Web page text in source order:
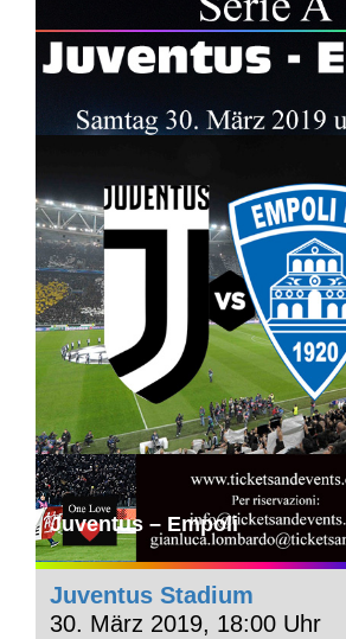
Juventus – Empoli
Juventus Stadium
30. März 2019, 18:00 Uhr